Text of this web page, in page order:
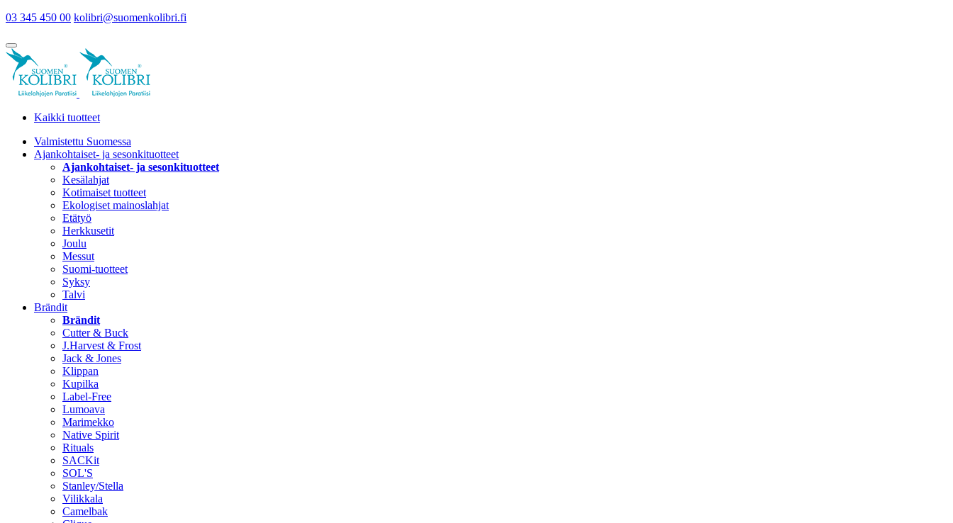
03 345 450 00 kolibri@suomenkolibri.fi
Kaikki tuotteet
Valmistettu Suomessa
Ajankohtaiset- ja sesonkituotteet
Ajankohtaiset- ja sesonkituotteet
Kesälahjat
Kotimaiset tuotteet
Ekologiset mainoslahjat
Etätyö
Herkkusetit
Joulu
Messut
Suomi-tuotteet
Syksy
Talvi
Brändit
Brändit
Cutter & Buck
J.Harvest & Frost
Jack & Jones
Klippan
Kupilka
Label-Free
Lumoava
Marimekko
Native Spirit
Rituals
SACKit
SOL'S
Stanley/Stella
Vilikkala
Camelbak